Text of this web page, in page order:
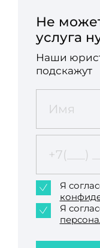
Не
услуга
Наши
подскажут
Я
Я